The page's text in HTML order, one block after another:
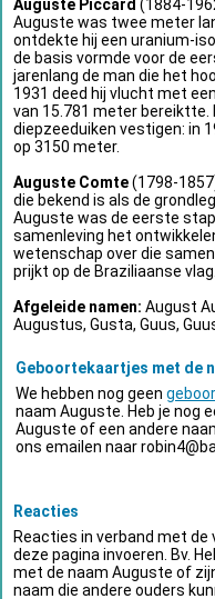
Auguste Piccard (1884-
Auguste was twee meter
ontdekte hij een uranium-
de basis vormde voor de
jarenlang de man die het
1931 deed hij vlucht met
van 15.781 meter bereiktte.
diepzeeduiken vestigen: in
op 3150 meter.
Auguste Comte(1798-
die bekend is als de
Auguste was de eerste
samenleving het
wetenschap over die
prijkt op de Braziliaanse vlag.
Afgeleide namen: August
Augustus, Gusta, Guus,
Geboortekaartjes met de
We hebben nog geen
naam Auguste. Heb je nog
Auguste of een andere
ons emailen naar
Reacties
Reacties in verband met de
deze pagina invoeren. Bv.
met de naam Auguste of
naam die andere ouders